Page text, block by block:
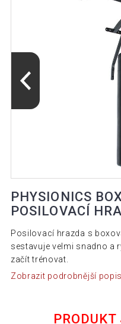
PHYSIONICS
POSILOVACÍ
Posilovací hrazda s
sestavuje velmi snadno a
začít trénovat.
Zobrazit podrobnější popis